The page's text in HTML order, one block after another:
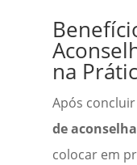
na
Após
de
colocar em